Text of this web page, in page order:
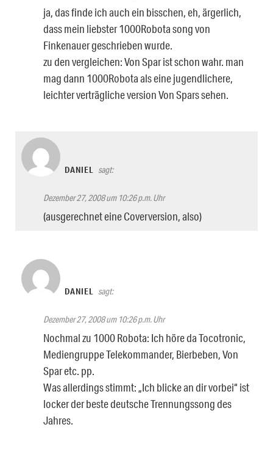
ja, das finde ich auch ein bisschen, eh, ärgerlich,
dass mein liebster 1000Robota song von
Finkenauer geschrieben wurde.
zu den vergleichen: Von Spar ist schon wahr. man
mag dann 1000Robota als eine jugendlichere,
leichter verträgliche version Von Spars sehen.
DANIEL sagt:
Dezember 27, 2008 um 10:26 p.m. Uhr
(ausgerechnet eine Coverversion, also)
DANIEL sagt:
Dezember 27, 2008 um 10:26 p.m. Uhr
Nochmal zu 1000 Robota: Ich höre da Tocotronic,
Mediengruppe Telekommander, Bierbeben, Von
Spar etc. pp.
Was allerdings stimmt: „Ich blicke an dir vorbei“ ist
locker der beste deutsche Trennungssong des
Jahres.